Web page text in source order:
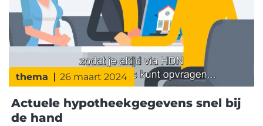
thema 26 maart 2024
Actuele hypotheekgegevens snel bij
de hand